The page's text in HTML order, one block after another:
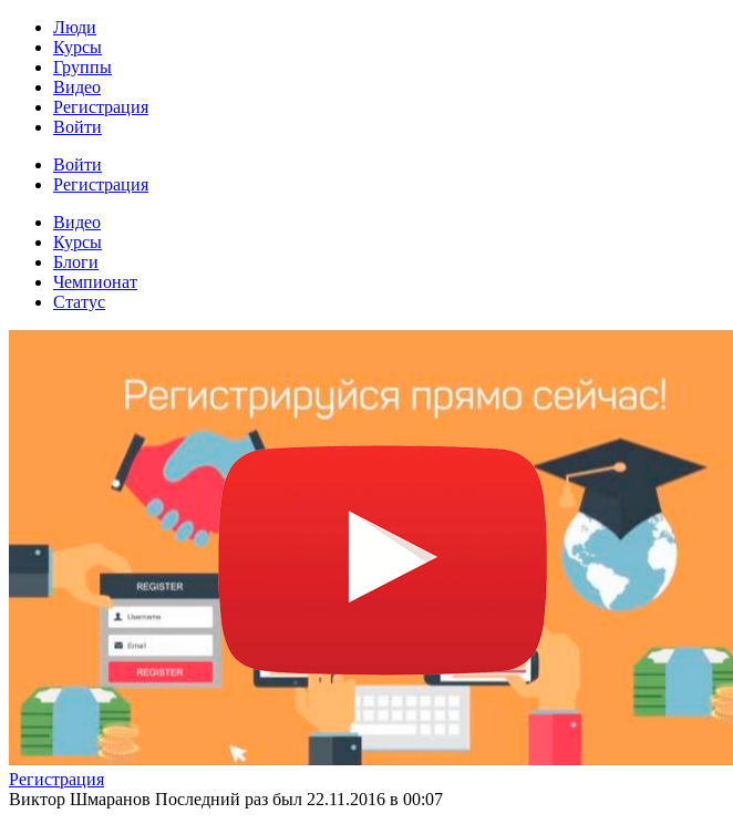
Люди
Курсы
Группы
Видео
Регистрация
Войти
Войти
Регистрация
Видео
Курсы
Блоги
Чемпионат
Статус
Регистрация
Виктор Шмаранов Последний раз был 22.11.2016 в 00:07